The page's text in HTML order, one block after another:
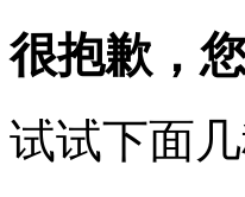
很抱歉，
试试下面